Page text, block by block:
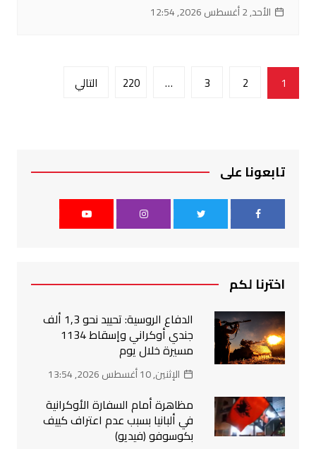
الأحد, 2 أغسطس 2026, 12:54
تعدد
صفحات
1
2
3
…
220 التالي
تابعونا على
اخترنا لكم
الدفاع الروسية: تحييد نحو 1,3 ألف
جندي أوكراني وإسقاط 1134
مسيرة خلال يوم
الإثنين, 10 أغسطس 2026, 13:54
مظاهرة أمام السفارة الأوكرانية
في ألبانيا بسبب عدم اعتراف كييف
بكوسوفو (فيديو)